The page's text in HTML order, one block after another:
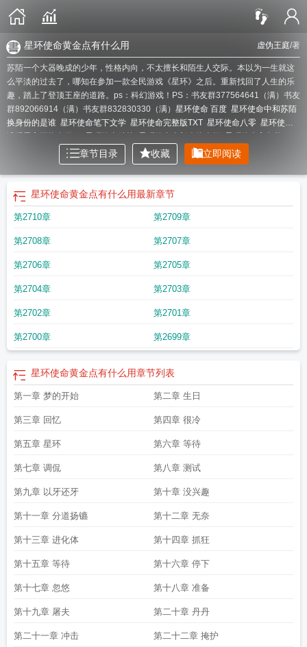
虚伪王庭/著
星环使命黄金点有什么用
苏陌一个大器晚成的少年，性格内向，不太擅长和陌生人交际。本以为一生就这
么平淡的过去了，哪知在参加一款全民游戏《星环》之后。重新找回了人生的乐
趣，踏上了登顶王座的道路。ps：科幻游戏！PS：书友群377564641（满）书友
群892066914（满）书友群832830330（满） 星环使命 百度 星环使命中和苏陌
换身份的是谁 星环使命笔下文学 星环使命完整版TXT 星环使命八零 星环使命
星环使命百度星环使命女主 星环使命最新章节目录星环使命最新章节
使命主角相认母亲是哪一章星环使命在线星环使命千城雪星环es
整版星环使命伊卡洛雅星环使命最新章节在线阅读星环使命无弹窗星环使命
是讲游戏的吗星环使命在线听书星环使命精校版百度
节 无弹窗 笔趣阁星环使命几个女主星环使命机甲大全星环使命最新章节笔趣
阁星环使命漫画 星环使命免费阅读笔趣阁星环使命是三部曲的哪一部
划分图星环使命主角家族 星环使命听书星环使命杂货店老头是谁
主几个星环使命免费阅读全文 星环使命有声星环使命主角身世
环使命苏莫是谁的儿子
星环使命精校版星环使命怎么样
是千城雪吗
星环使命全本TXT星环使命讲什么
亲生父母星环使命韩娜的结局是什么 星环使命黄金点有什么用
系星环使命TXT八零 星环使命TXT百度星环使命女主推倒顺序
文网星环使命有动漫吗星环使命有几个女主星环使命苏陌什么时候跟父母相
认星环使命最新章节无弹窗 星环使命 剧情都是游戏里面的嘛
的真实身份 星环使命类似的 星环使命神王是谁星环使命主角老婆第几章出
环使命主角身份
星环使命txt精校
陌星环使命苏陌身份 星环使命无删减笔趣阁星环使命主角几个老婆
环使命苏陌百度百科
星环使命精校版TXT星环使命男主有几个妻子
使命剧情介绍 星环使命三部曲顺序 星环使命全本TXT八零
环使命女主是谁 星环使命主角母亲找到儿子 星环使命和深空之影的关系
局星环使命百度百科 星环使命TXT笔趣阁
和林子诺在一起了
星环使命简介星环使命老头身份
是谁的儿子 星环使命无错版 星环使命境界划分
章节目录 收藏 立即阅读
星环使命黄金点有什么用最新章节
第2710章 第2709章
第2708章 第2707章
第2706章 第2705章
第2704章 第2703章
第2702章 第2701章
第2700章 第2699章
星环使命黄金点有什么用章节列表
第一章 梦的开始 第二章 生日
第三章 回忆 第四章 很冷
第五章 星环 第六章 等待
第七章 调侃 第八章 测试
第九章 以牙还牙 第十章 没兴趣
第十一章 分道扬镳 第十二章 无奈
第十三章 进化体 第十四章 抓狂
第十五章 等待 第十六章 停下
第十七章 忽悠 第十八章 准备
第十九章 屠夫 第二十章 丹丹
第二十一章 冲击 第二十二章 掩护